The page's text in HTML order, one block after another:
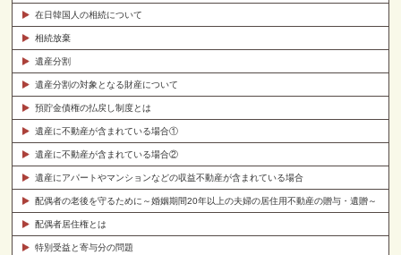
在日韓国人の相続について
相続放棄
遺産分割
遺産分割の対象となる財産について
預貯金債権の払戻し制度とは
遺産に不動産が含まれている場合①
遺産に不動産が含まれている場合②
遺産にアパートやマンションなどの収益不動産が含まれている場合
配偶者の老後を守るために～婚姻期間20年以上の夫婦の居住用不動産の贈与・遺贈～
配偶者居住権とは
特別受益と寄与分の問題